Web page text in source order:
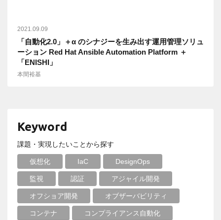
2021.09.09
「自動化2.0」＋α のシナジーを生み出す運用管理ソリュ
ーション Red Hat Ansible Automation Platform ＋
「ENISHI」
本間裕基
Keyword
課題・実現したいことから探す
仮想化 IaC DesignOps
監視 認証 アジャイル開発
オフショア開発 オブザーバビリティ
コンテナ コンプライアンス自動化